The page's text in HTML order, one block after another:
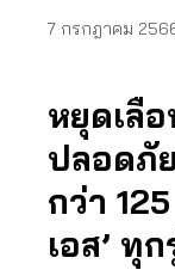
7 กรกฎาคม
หยุดเลื่
ปลอดภั
กว่า
เอส’ ทุ